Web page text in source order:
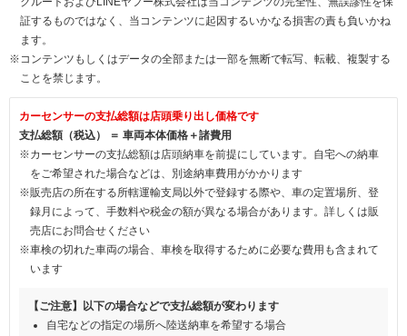
証するものではなく、当コンテンツに起因するいかなる損害の責も負いかね
ます。
※コンテンツもしくはデータの全部または一部を無断で転写、転載、複製する
ことを禁じます。
カーセンサーの支払総額は店頭乗り出し価格です
支払総額（税込） ＝ 車両本体価格＋諸費用
※カーセンサーの支払総額は店頭納車を前提にしています。自宅への納車
をご希望された場合などは、別途納車費用がかかります
※販売店の所在する所轄運輸支局以外で登録する際や、車の定置場所、登
録月によって、手数料や税金の額が異なる場合があります。詳しくは販
売店にお問合せください
※車検の切れた車両の場合、車検を取得するために必要な費用も含まれて
います
【ご注意】以下の場合などで支払総額が変わります
自宅などの指定の場所へ陸送納車を希望する場合